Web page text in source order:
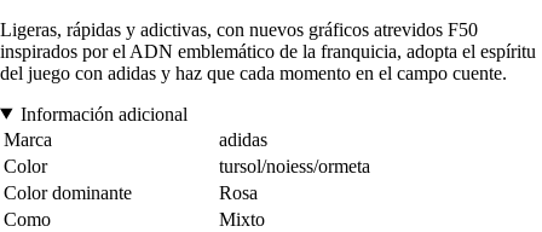
Ligeras, rápidas y adictivas, con nuevos gráficos atrevidos F50
inspirados por el ADN emblemático de la franquicia, adopta el espíritu
del juego con adidas y haz que cada momento en el campo cuente.
Información adicional
Marca
adidas
Color
tursol/noiess/ormeta
Color dominante
Rosa
Como
Mixto